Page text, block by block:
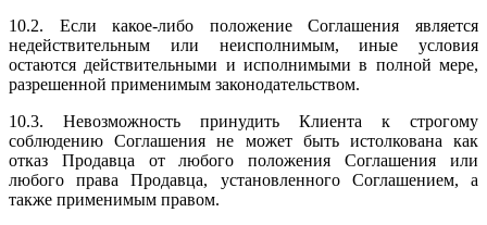
10.2. Если какое-либо положение Соглашения является
недействительным или неисполнимым, иные условия
остаются действительными и исполнимыми в полной мере,
разрешенной применимым законодательством.
10.3. Невозможность принудить Клиента к строгому
соблюдению Соглашения не может быть истолкована как
отказ Продавца от любого положения Соглашения или
любого права Продавца, установленного Соглашением, а
также применимым правом.